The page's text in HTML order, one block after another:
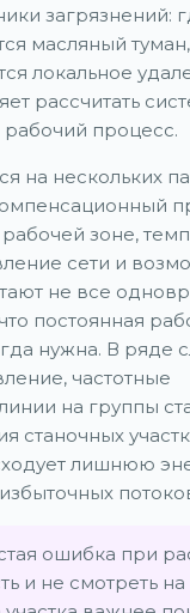
загрязнений:
масляный
локальное
рассчитать
рабочий процесс.
на нескольких
зоне,
сети и
не все
постоянная
нужна. В ряде
частотные
на группы
станочных
лишнюю
ошибка при
и не смотреть на